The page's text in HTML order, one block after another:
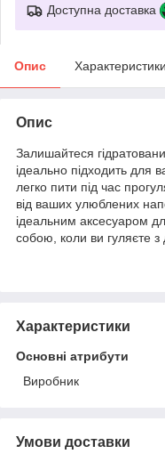
Доступна доставка
Опис Характеристики
Опис
Залишайтеся
ідеально підходить для
легко пити під час
від ваших улюблених
ідеальним аксесуаром
собою, коли ви гуляєте з
Характеристики
Основні атрибути
Виробник
Умови доставки